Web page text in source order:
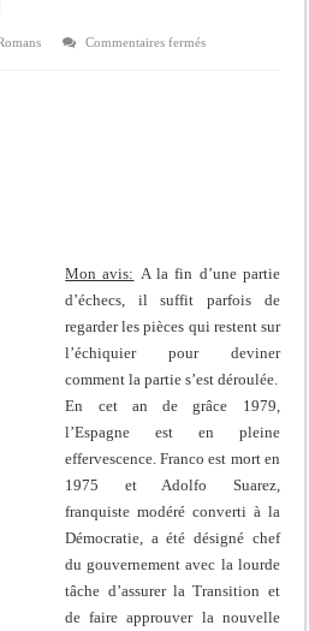
Commentaires ferméssur
Mon avis: A la fin d’une partie
d’échecs, il suffit parfois de
regarder les pièces qui restent sur
l’échiquier pour deviner
comment la partie s’est déroulée.
En cet an de grâce 1979,
l’Espagne est en pleine
effervescence. Franco est mort en
1975 et Adolfo Suarez,
franquiste modéré converti à la
Démocratie, a été désigné chef
du gouvernement avec la lourde
tâche d’assurer la Transition et
de faire approuver la nouvelle